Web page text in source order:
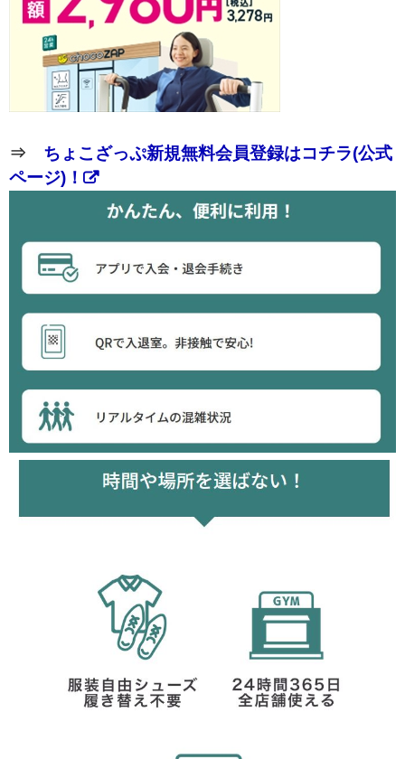
⇒ ちょこざっぷ新規無料会員登録はコチラ(公式
ページ)！